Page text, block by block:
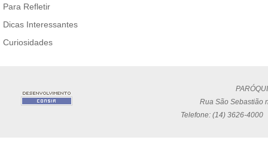
Para Refletir
Dicas Interessantes
Curiosidades
Rua São Sebastião
Telefone: (14) 3626-